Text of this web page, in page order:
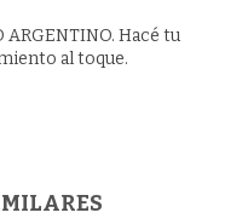
Hacé tu
al toque.